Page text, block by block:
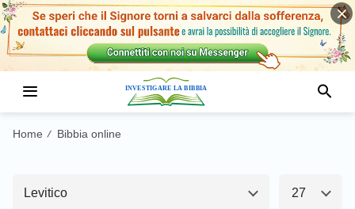
Home / Bibbia online
Levitico
Antico Testamento1 Nuovo Testamento
Genesi
Deuteronomio 27